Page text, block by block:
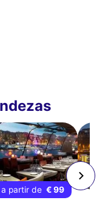
a partir de € 99